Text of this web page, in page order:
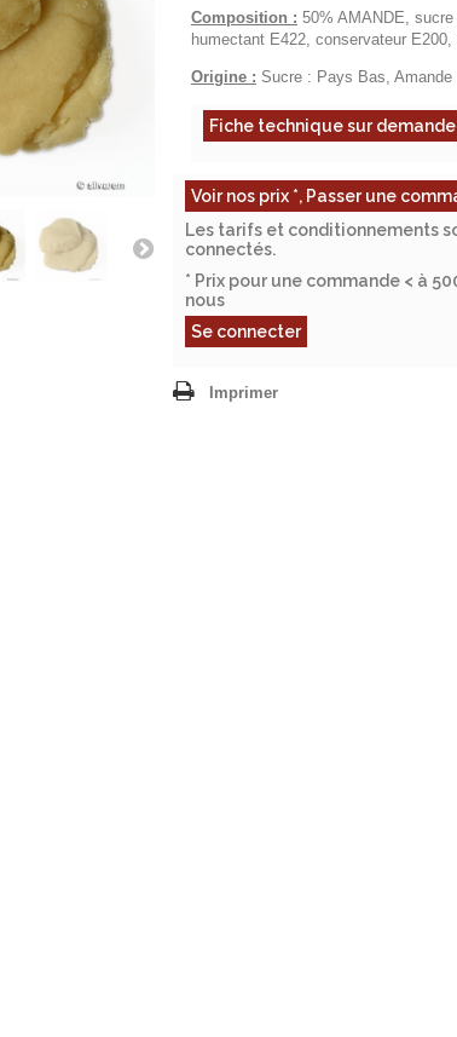
Composition : 50% AMANDE,
humectant E422, conservateur E200,
Origine : Sucre : Pays Bas,
Fiche technique sur demande
Voir nos prix *, Passer une
Les tarifs et conditionnements
connectés.
* Prix pour une commande < à
nous
Se connecter
Imprimer